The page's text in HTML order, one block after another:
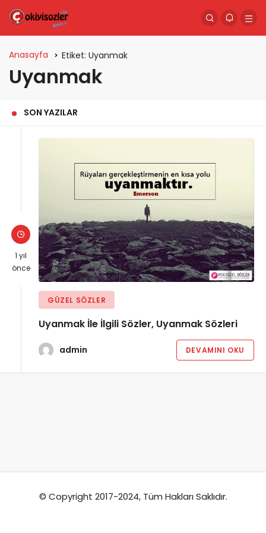
Anasayfa Etiket: Uyanmak
Uyanmak
SON YAZILAR
1 yıl
önce
GÜZEL SÖZLER
Uyanmak İle İlgili Sözler, Uyanmak Sözleri
admin DEVAMINI OKU
© Copyright 2017-2024, Tüm Hakları Saklıdır.